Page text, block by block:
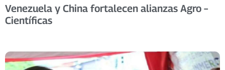
Venezuela y China fortalecen alianzas Agro –
Científicas